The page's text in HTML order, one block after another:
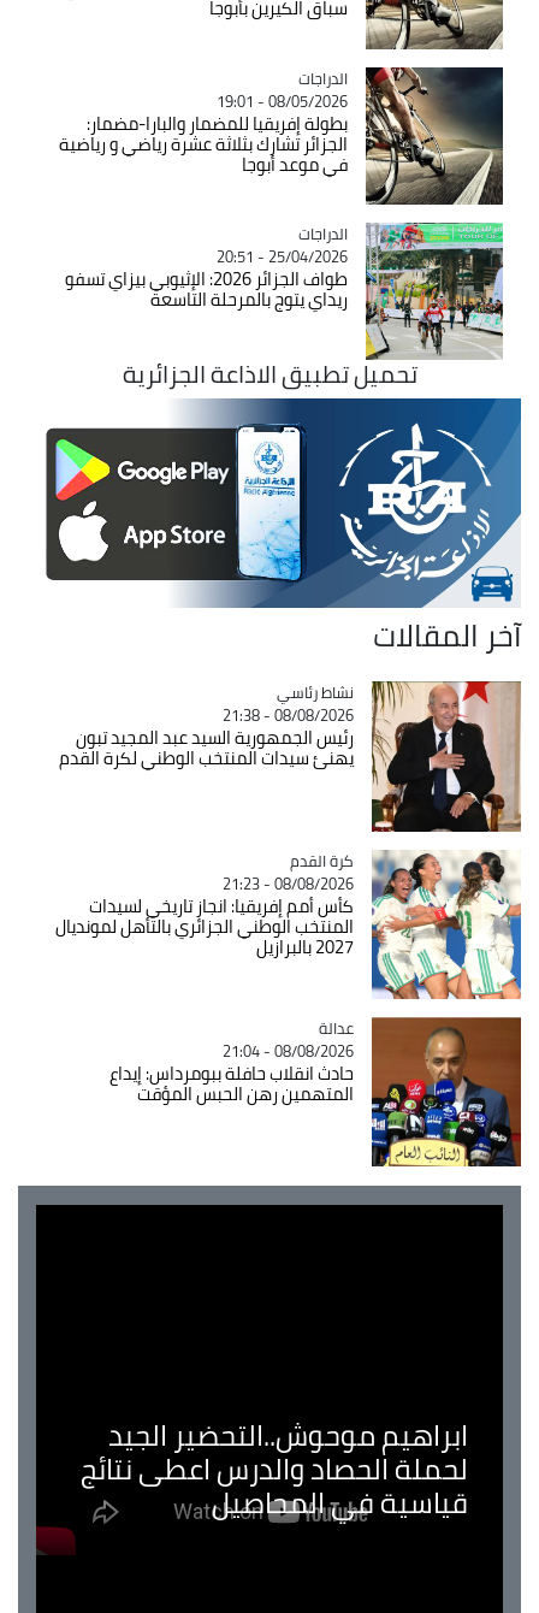
سباق الكيرين بأبوجا
Catégorie
الدراجات
08/05/2026 - 19:01
بطولة إفريقيا للمضمار والبارا-مضمار:
الجزائر تشارك بثلاثة عشرة رياضي و رياضية
في موعد أبوجا
Catégorie
الدراجات
25/04/2026 - 20:51
طواف الجزائر 2026: الإثيوبي بيزاي تسفو
ريداي يتوج بالمرحلة التاسعة
تحميل تطبيق الاذاعة الجزائرية
آخر المقالات
Catégorie
نشاط رئاسي
08/08/2026 - 21:38
رئيس الجمهورية السيد عبد المجيد تبون
يهنئ سيدات المنتخب الوطني لكرة القدم
Catégorie
كرة القدم
08/08/2026 - 21:23
كأس أمم إفريقيا: انجاز تاريخي لسيدات
المنتخب الوطني الجزائري بالتأهل لمونديال
2027 بالبرازيل
Catégorie
عدالة
08/08/2026 - 21:04
حادث انقلاب حافلة ببومرداس: إيداع
المتهمين رهن الحبس المؤقت
ابراهيم موحوش..التحضير الجيد
لحملة الحصاد والدرس اعطى نتائج
قياسية في المحاصيل